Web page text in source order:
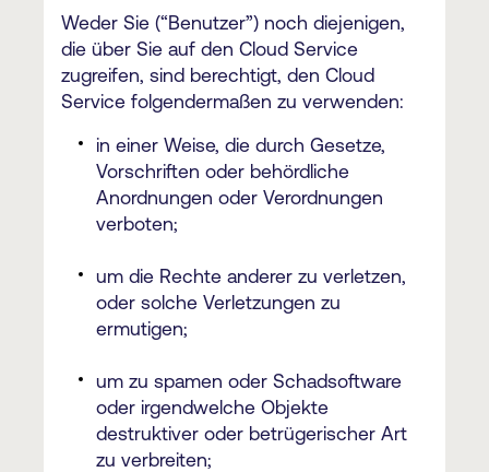
Weder Sie (“Benutzer”) noch diejenigen,
die über Sie auf den Cloud Service
zugreifen, sind berechtigt, den Cloud
Service folgendermaßen zu verwenden:
in einer Weise, die durch Gesetze,
Vorschriften oder behördliche
Anordnungen oder Verordnungen
verboten;
um die Rechte anderer zu verletzen,
oder solche Verletzungen zu
ermutigen;
um zu spamen oder Schadsoftware
oder irgendwelche Objekte
destruktiver oder betrügerischer Art
zu verbreiten;